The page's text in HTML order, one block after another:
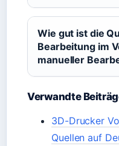
Wie gut ist die
Bearbeitung im
manueller
Verwandte
3D-Drucker
Quellen auf